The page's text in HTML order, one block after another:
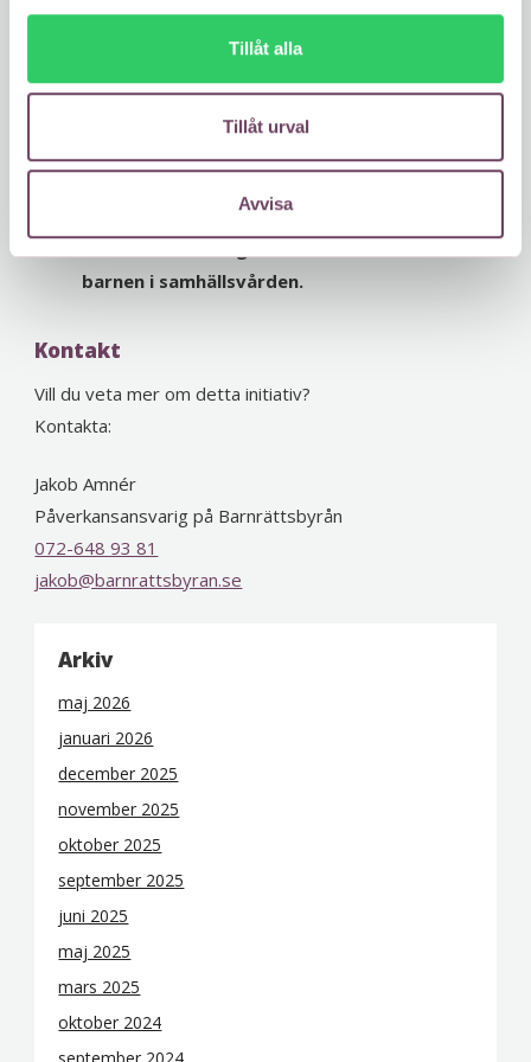
Tillåt alla
Tillåt urval
Avvisa
har ni ett särskilt ansvar för de här barnen
och vi uppmanar er att säkerställa
tryggheten för barn placerade på sis, bland
annat genom socialsekreterares närvaro och
barnen i samhällsvården.
Kontakt
Vill du veta mer om detta initiativ?
Kontakta:
Jakob Amnér
Påverkansansvarig på Barnrättsbyrån
072-648 93 81
jakob@barnrattsbyran.se
Arkiv
maj 2026
januari 2026
december 2025
november 2025
oktober 2025
september 2025
juni 2025
maj 2025
mars 2025
oktober 2024
september 2024